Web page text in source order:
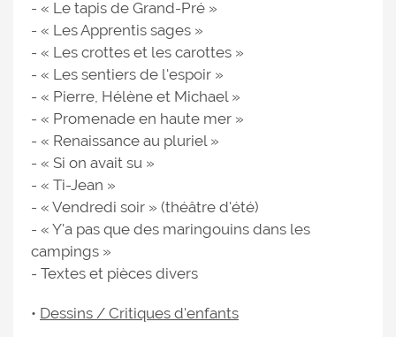
- « Le tapis de Grand-Pré »
- « Les Apprentis sages »
- « Les crottes et les carottes »
- « Les sentiers de l'espoir »
- « Pierre, Hélène et Michael »
- « Promenade en haute mer »
- « Renaissance au pluriel »
- « Si on avait su »
- « Ti-Jean »
- « Vendredi soir » (théâtre d'été)
- « Y'a pas que des maringouins dans les
campings »
- Textes et pièces divers
• Dessins / Critiques d'enfants